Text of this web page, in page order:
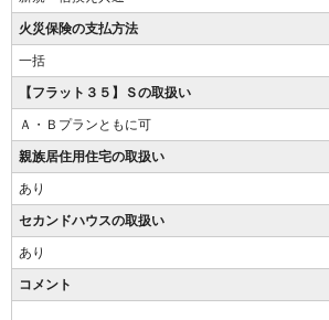
火災保険の支払方法
一括
【フラット３５】Ｓの取扱い
Ａ・Ｂプランともに可
親族居住用住宅の取扱い
あり
セカンドハウスの取扱い
あり
コメント